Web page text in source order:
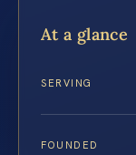
At a glance
SERVING
FOUNDED